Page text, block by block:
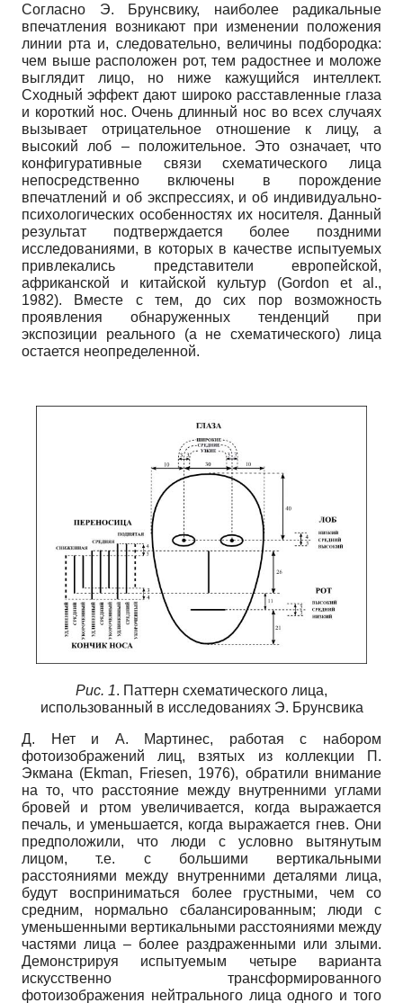
Согласно Э. Брунсвику, наиболее радикальные
впечатления возникают при изменении положения
линии рта и, следовательно, величины подбородка:
чем выше расположен рот, тем радостнее и моложе
выглядит лицо, но ниже кажущийся интеллект.
Сходный эффект дают широко расставленные глаза
и короткий нос. Очень длинный нос во всех случаях
вызывает отрицательное отношение к лицу, а
высокий лоб – положительное. Это означает, что
конфигуративные связи схематического лица
непосредственно включены в порождение
впечатлений и об экспрессиях, и об индивидуально-
психологических особенностях их носителя. Данный
результат подтверждается более поздними
исследованиями, в которых в качестве испытуемых
привлекались представители европейской,
африканской и китайской культур (Gordon et al.,
1982). Вместе с тем, до сих пор возможность
проявления обнаруженных тенденций при
экспозиции реального (а не схематического) лица
остается неопределенной.
Рис. 1. Паттерн схематического лица,
использованный в исследованиях Э. Брунсвика
Д. Нет и А. Мартинес, работая с набором
фотоизображений лиц, взятых из коллекции П.
Экмана (Ekman, Friesen, 1976), обратили внимание
на то, что расстояние между внутренними углами
бровей и ртом увеличивается, когда выражается
печаль, и уменьшается, когда выражается гнев. Они
предположили, что люди с условно вытянутым
лицом, т.е. с большими вертикальными
расстояниями между внутренними деталями лица,
будут восприниматься более грустными, чем со
средним, нормально сбалансированным; люди с
уменьшенными вертикальными расстояниями между
частями лица – более раздраженными или злыми.
Демонстрируя испытуемым четыре варианта
искусственно трансформированного
фотоизображения нейтрального лица одного и того